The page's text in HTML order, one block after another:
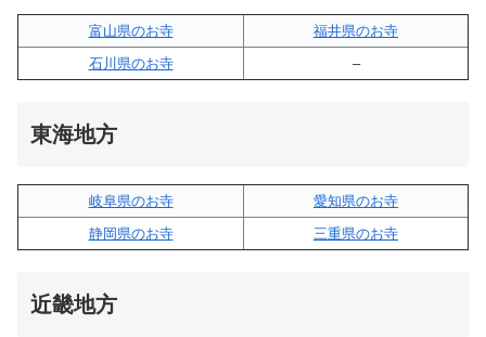
富山県のお寺
福井県のお寺
石川県のお寺
–
東海地方
岐阜県のお寺
愛知県のお寺
静岡県のお寺
三重県のお寺
近畿地方